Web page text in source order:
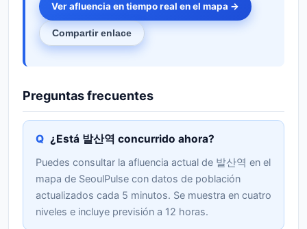
Ver afluencia en tiempo real en el mapa →
Compartir enlace
Preguntas frecuentes
¿Está 발산역 concurrido ahora?
Puedes consultar la afluencia actual de 발산역 en el
mapa de SeoulPulse con datos de población
actualizados cada 5 minutos. Se muestra en cuatro
niveles e incluye previsión a 12 horas.